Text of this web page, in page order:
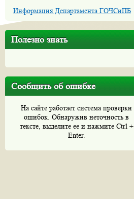
Информация Департамента ГОЧСиПБ
Полезно знать
Сообщить об ошибке
На сайте работает система проверки
ошибок. Обнаружив неточность в
тексте, выделите ее и нажмите Ctrl +
Enter.